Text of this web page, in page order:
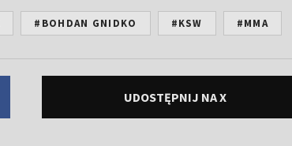
#BOHDAN GNIDKO #KSW #MMA
UDOSTĘPNIJ NA X